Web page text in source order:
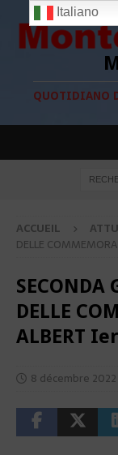
QUOTIDIANO
ACCUEIL
DELLE
SECONDA
DELLE
ALBERT Ier
8 décembre 2022
Italiano